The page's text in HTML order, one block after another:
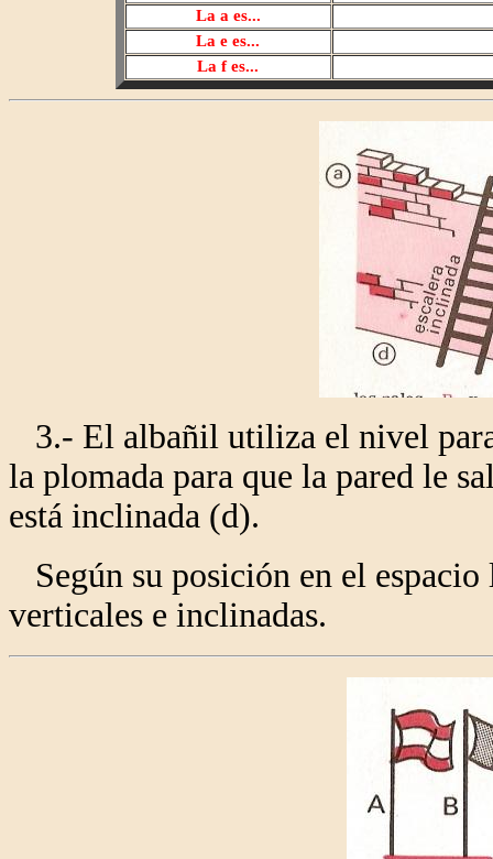
La a es...
La e es...
La fes...
3.- El albañil utiliza el nivel
la plomada para que la pared le
está inclinada (d).
Según su posición en el espacio
verticales e inclinadas.